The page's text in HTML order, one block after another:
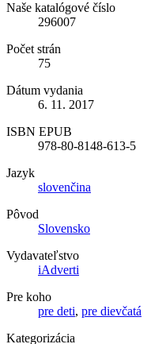
Naše katalógové číslo
296007
Počet strán
75
Dátum vydania
6. 11. 2017
ISBN EPUB
978-80-8148-613-5
Jazyk
slovenčina
Pôvod
Slovensko
Vydavateľstvo
iAdverti
Pre koho
pre deti, pre dievčatá
Kategorizácia